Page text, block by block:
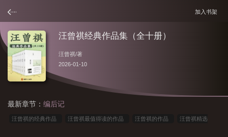
加入书架
汪曾祺经典作品集（全十册）
汪曾祺/著
2026-01-10
最新章节： 编后记
汪曾祺的经典作品 汪曾祺最值得读的作品 汪曾祺的作品 汪曾祺精选